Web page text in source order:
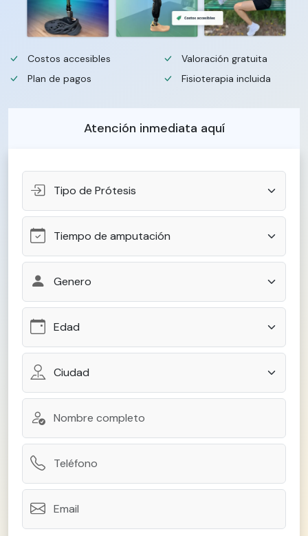
Costos accesibles
Plan de pagos
Valoración gratuita
Fisioterapia incluida
Atención inmediata aquí